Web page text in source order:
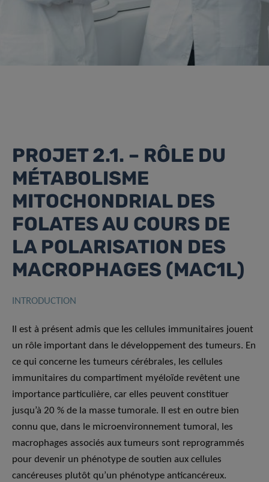
PROJET 2.1. – RÔLE DU
MÉTABOLISME
MITOCHONDRIAL DES
FOLATES AU COURS DE
LA POLARISATION DES
MACROPHAGES (MAC1L)
INTRODUCTION
Il est à présent admis que les cellules immunitaires jouent
un rôle important dans le développement des tumeurs. En
ce qui concerne les tumeurs cérébrales, les cellules
immunitaires du compartiment myéloïde revêtent une
importance particulière, car elles peuvent constituer
jusqu’à 20 % de la masse tumorale. Il est en outre bien
connu que, dans le microenvironnement tumoral, les
macrophages associés aux tumeurs sont reprogrammés
pour devenir un phénotype de soutien aux cellules
cancéreuses plutôt qu’un phénotype anticancéreux.